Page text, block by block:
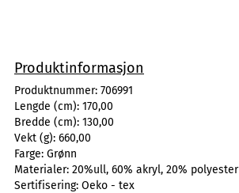
Produktinformasjon
Produktnummer: 706991
Lengde (cm): 170,00
Bredde (cm): 130,00
Vekt (g): 660,00
Farge: Grønn
Materialer: 20%ull, 60% akryl, 20% polyester
Sertifisering: Oeko - tex